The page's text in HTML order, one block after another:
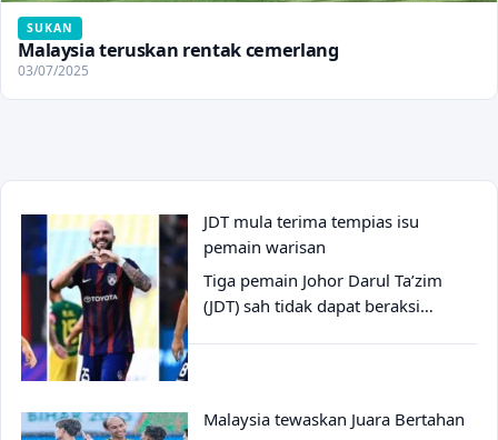
SUKAN
Malaysia teruskan rentak cemerlang
03/07/2025
JDT mula terima tempias isu
pemain warisan
Tiga pemain Johor Darul Ta’zim
(JDT) sah tidak dapat beraksi…
Malaysia tewaskan Juara Bertahan